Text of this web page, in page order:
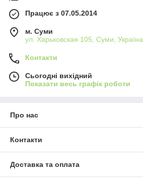
Працює з 07.05.2014
м. Суми
ул. Харьковская 105, Суми, Україна
Контакти
Сьогодні вихідний
Показати весь графік роботи
Про нас
Контакти
Доставка та оплата